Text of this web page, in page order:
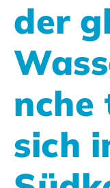
der
nche
sich